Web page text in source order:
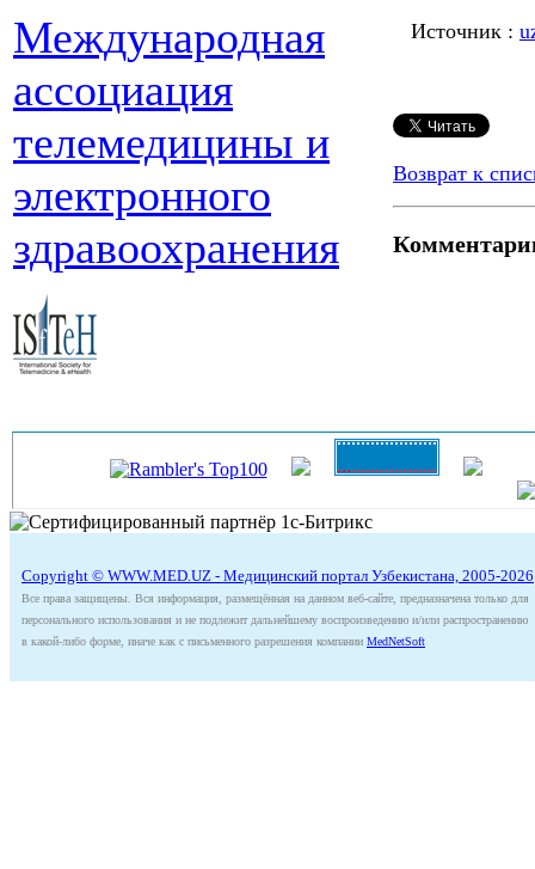
Международная
ассоциация
телемедицины и
электронного
здравоохранения
Источник :
Возврат к
Copyright © WWW.MED.UZ - Медицинский портал Узбекистана, 2005-2026
Все права защищены. Вся информация, размещённая на данном веб-сайте, предназначена только для
персонального использования и не подлежит дальнейшему воспроизведению и/или распространению
в какой-либо форме, иначе как с письменного разрешения компании MedNetSoft